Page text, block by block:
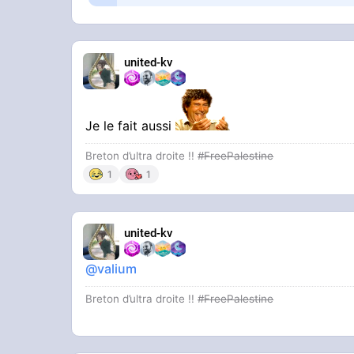
united-kv
Je le fait aussi
Breton d’ultra droite !!#FreePalestine
1 1
united-kv
@valium
Breton d’ultra droite !!#FreePalestine